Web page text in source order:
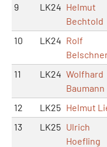
9 LK24 Helmut
Bechtold
10 LK24 Rolf
11 LK24 Wolfhard
Baumann
12 LK25 Helmut
13
LK25 Ulrich
Hoefling